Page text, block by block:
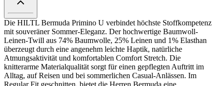
Die HILTL Bermuda Primino U verbindet höchste Stoffkompetenz
mit souveräner Sommer-Eleganz. Der hochwertige Baumwoll-
Leinen-Twill aus 74% Baumwolle, 25% Leinen und 1% Elasthan
überzeugt durch eine angenehm leichte Haptik, natürliche
Atmungsaktivität und komfortablen Comfort Stretch. Die
knitterarme Materialqualität sorgt für einen gepflegten Auftritt im
Alltag, auf Reisen und bei sommerlichen Casual-Anlässen. Im
Regular Fit geschnitten, bietet die Herren Bermuda eine